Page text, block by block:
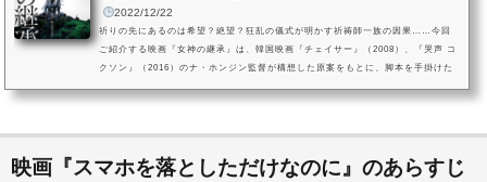
2022/12/22
祈りの先にあるのは希望？絶望？狂乱の儀式が明かす祈祷師一族の因果……今回
ご紹介する映画『女神の継承』は、韓国映画『チェイサー』（2008）、『哭声 コ
クソン』（2016）のナ・ホンジン監督が構想した原案をもとに、脚本を手掛けた
映画『スマホを落としただけなのに』のあらすじ